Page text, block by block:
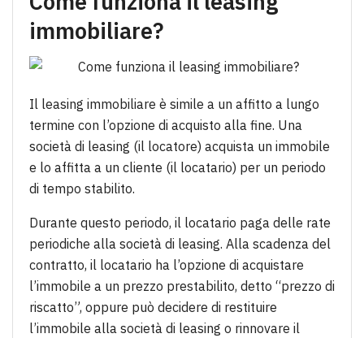
immobiliare?
Il leasing immobiliare è simile a un affitto a lungo
termine con l’opzione di acquisto alla fine. Una
società di leasing (il locatore) acquista un immobile
e lo affitta a un cliente (il locatario) per un periodo
di tempo stabilito.
Durante questo periodo, il locatario paga delle rate
periodiche alla società di leasing. Alla scadenza del
contratto, il locatario ha l’opzione di acquistare
l’immobile a un prezzo prestabilito, detto “prezzo di
riscatto”, oppure può decidere di restituire
l’immobile alla società di leasing o rinnovare il